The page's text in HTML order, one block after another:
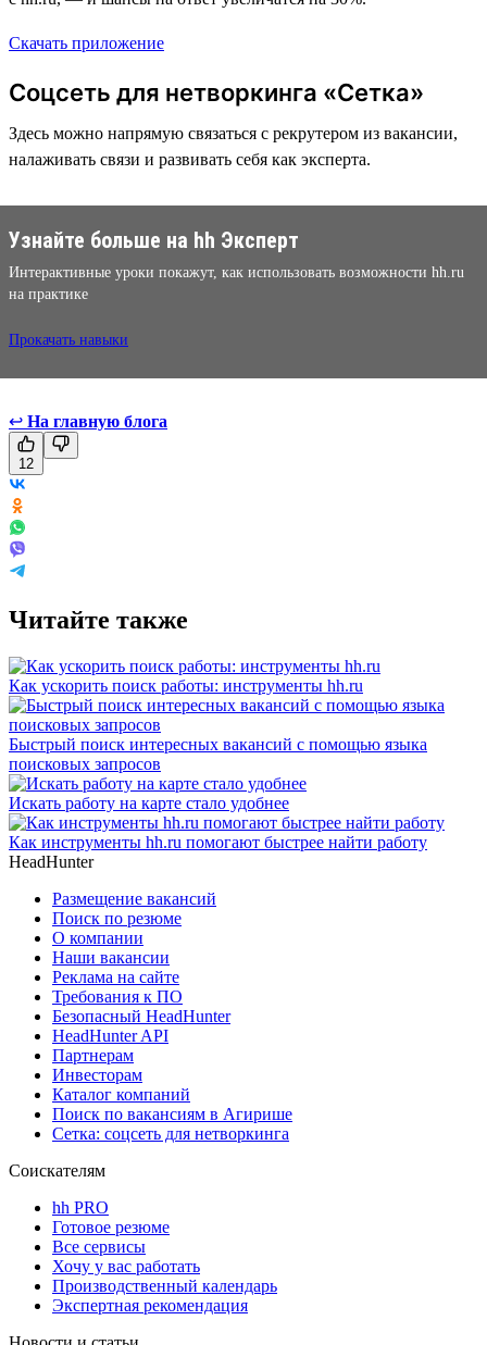
Скачать приложение
Соцсеть для нетворкинга «Сетка»
Здесь можно напрямую связаться с рекрутером из вакансии,
налаживать связи и развивать себя как эксперта.
Узнайте больше на hh Эксперт
Интерактивные уроки покажут, как использовать возможности hh.ru
на практике
Прокачать навыки
↩ На главную блога
12
Читайте также
Как ускорить поиск работы: инструменты hh.ru
Быстрый поиск интересных вакансий с помощью языка
поисковых запросов
Искать работу на карте стало удобнее
Как инструменты hh.ru помогают быстрее найти работу
HeadHunter
Размещение вакансий
Поиск по резюме
О компании
Наши вакансии
Реклама на сайте
Требования к ПО
Безопасный HeadHunter
HeadHunter API
Партнерам
Инвесторам
Каталог компаний
Поиск по вакансиям в Агирише
Сетка: соцсеть для нетворкинга
Соискателям
hh PRO
Готовое резюме
Все сервисы
Хочу у вас работать
Производственный календарь
Экспертная рекомендация